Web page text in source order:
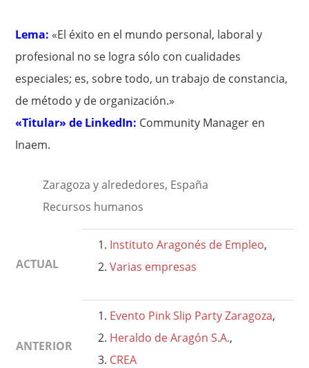
Lema: «El éxito en el mundo personal, laboral y
profesional no se logra sólo con cualidades
especiales; es, sobre todo, un trabajo de constancia,
de método y de organización.»
«Titular» de LinkedIn: Community Manager en
Inaem.
Zaragoza y alrededores, España
Recursos humanos
ACTUAL
Instituto Aragonés de Empleo,
Varias empresas
ANTERIOR
Evento Pink Slip Party Zaragoza,
Heraldo de Aragón S.A.,
CREA